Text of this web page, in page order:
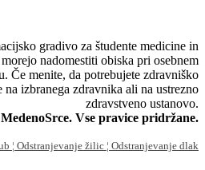
gradivo za študente medicine in
nadomestiti obiska pri osebnem
Če menite, da potrebujete zdravniško
na izbranega zdravnika ali na ustrezno
zdravstveno ustanovo.
Vse pravice pridržane.
¦ Odstranjevanje žilic ¦ Odstranjevanje dlak